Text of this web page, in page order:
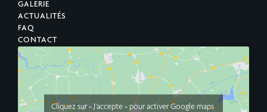
GALERIE
ACTUALITÉS
FAQ
CONTACT
Cliquez sur « J’accepte » pour activer Google maps